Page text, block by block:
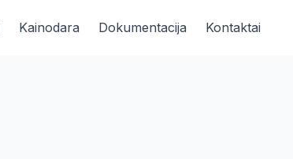
Kainodara Dokumentacija Kontaktai